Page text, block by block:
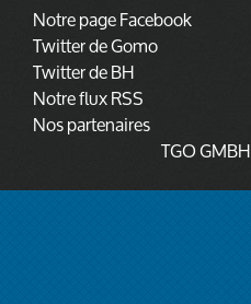
Notre page Facebook
Twitter de Gomo
Twitter de BH
Notre flux RSS
Nos partenaires
TGO GMBH